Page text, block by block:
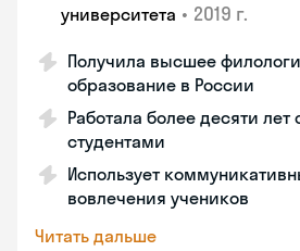
университета • 2019 г.
Получила высшее
образование в России
Работала более десяти
студентами
Использует
вовлечения учеников
Читать дальше